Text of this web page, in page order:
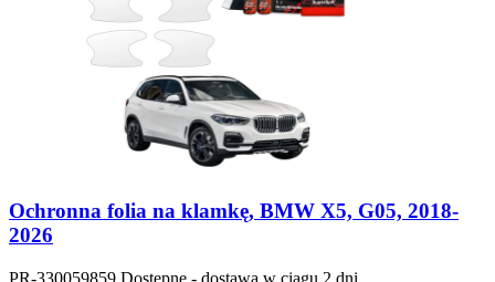
Ochronna folia na klamkę, BMW X5, G05, 2018-
2026
PR-330059859 Dostępne - dostawa w ciągu 2 dni